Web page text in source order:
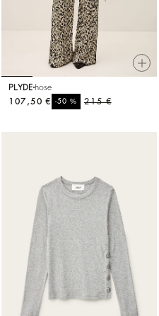
PLYDE hose
215 €
-50%
107,50 €